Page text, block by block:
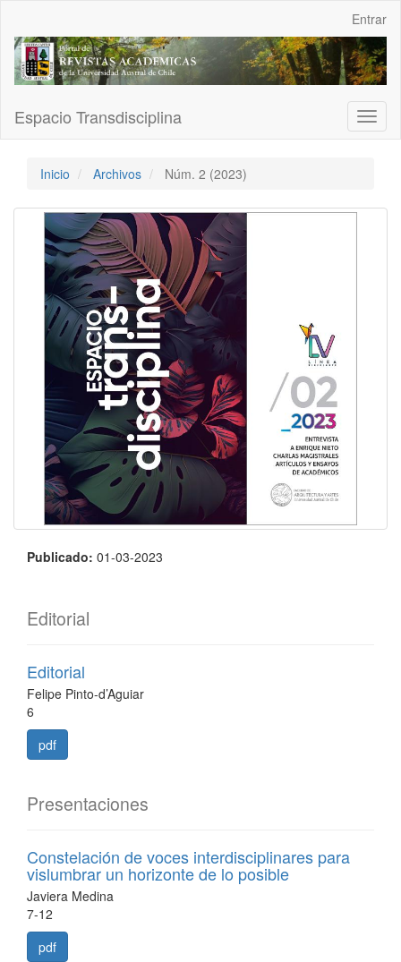
Contenido
principal
Barra
Entrar
Espacio Transdisciplina
Inicio Archivos Núm. 2 (2023)
Publicado: 01-03-2023
Editorial
Editorial
Felipe Pinto-d’Aguiar
6
pdf
Presentaciones
Constelación de voces interdisciplinares para
vislumbrar un horizonte de lo posible
Javiera Medina
7-12
pdf